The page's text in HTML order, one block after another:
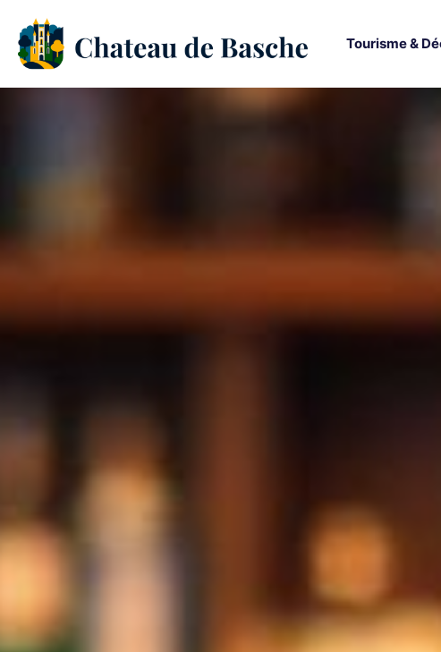
Tourisme &